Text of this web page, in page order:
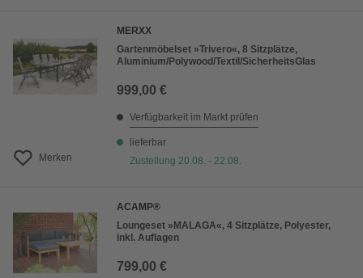
Merken
MERXX
Gartenmöbelset »Trivero«, 8 Sitzplätze,
Aluminium/Polywood/Textil/SicherheitsGlas
999,00 €
Verfügbarkeit im Markt prüfen
lieferbar
Zustellung 20.08. - 22.08.
ACAMP®
Loungeset »MALAGA«, 4 Sitzplätze, Polyester,
inkl. Auflagen
799,00 €